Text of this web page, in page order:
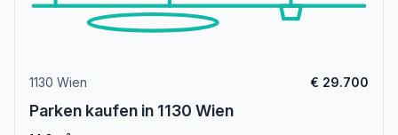
1130 Wien € 29.700
Parken kaufen in 1130 Wien